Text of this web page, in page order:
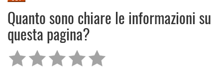
Quanto sono chiare le informazioni su
questa pagina?